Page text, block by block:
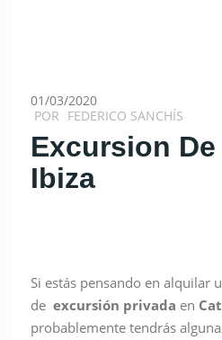
01/03/2020
POR FEDERICO SANCHÍS
Excursion
Ibiza
Si estás pensando en alquilar
deexcursión privada en
probablemente tendrás